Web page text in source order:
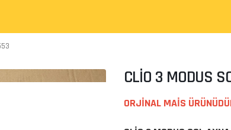
CLİO 3 MODUS
ORJİNAL MAİS